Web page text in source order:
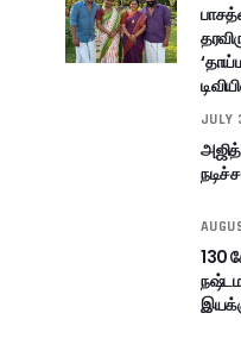
JULY
அஜித்
130